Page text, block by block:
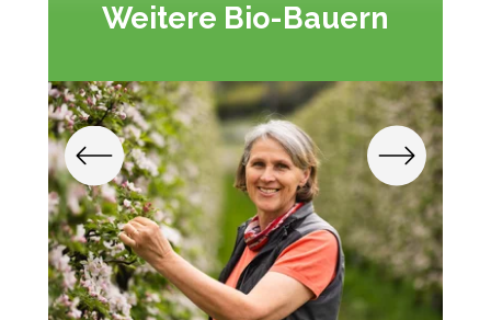
Weitere Bio-Bauern